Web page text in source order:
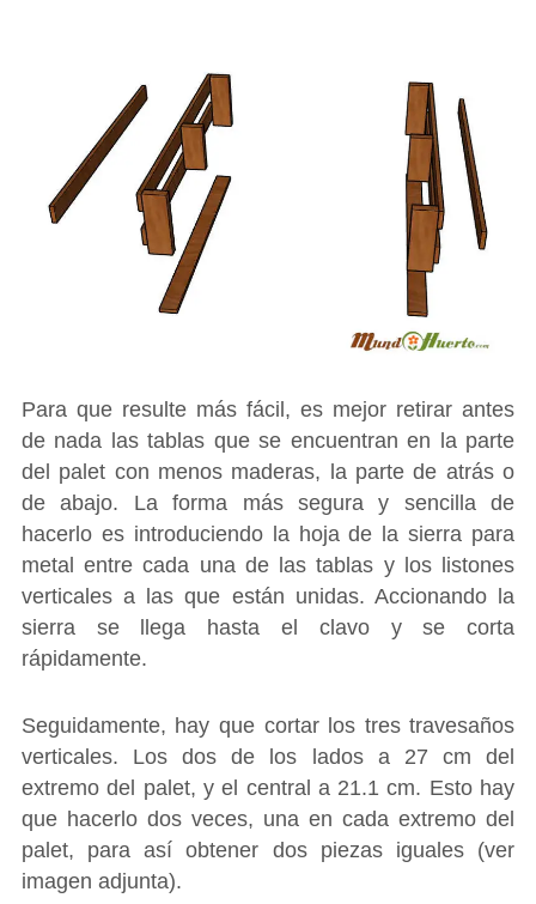
Para que resulte más fácil, es mejor retirar antes
de nada las tablas que se encuentran en la parte
del palet con menos maderas, la parte de atrás o
de abajo. La forma más segura y sencilla de
hacerlo es introduciendo la hoja de la sierra para
metal entre cada una de las tablas y los listones
verticales a las que están unidas. Accionando la
sierra se llega hasta el clavo y se corta
rápidamente.
Seguidamente, hay que cortar los tres travesaños
verticales. Los dos de los lados a 27 cm del
extremo del palet, y el central a 21.1 cm. Esto hay
que hacerlo dos veces, una en cada extremo del
palet, para así obtener dos piezas iguales (ver
imagen adjunta).